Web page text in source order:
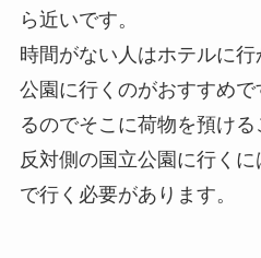
ら近いです。
時間がない人はホテルに
公園に行くのがおすすめ
るのでそこに荷物を預ける
反対側の国立公園に行く
で行く必要があります。